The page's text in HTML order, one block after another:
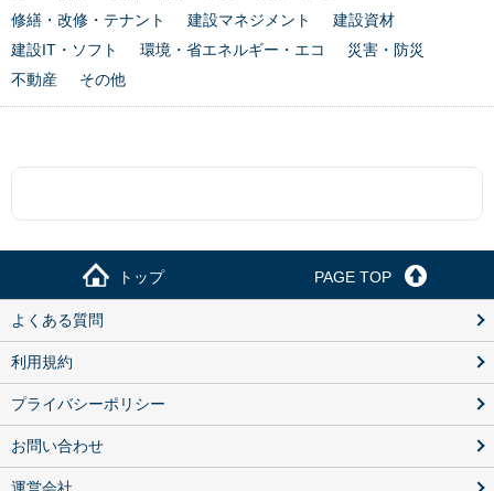
修繕・改修・テナント
建設マネジメント
建設資材
建設IT・ソフト
環境・省エネルギー・エコ
災害・防災
不動産
その他
トップ PAGE TOP
よくある質問
利用規約
プライバシーポリシー
お問い合わせ
運営会社